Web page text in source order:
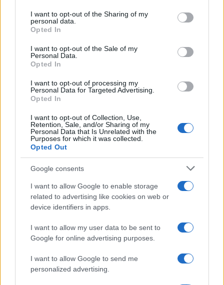
not limited to your visit or usage behaviour. You may click to
grant or deny consent to Google and its third-party tags to
use your data for below specified purposes in below Google
consent section.
I want to opt-out of the Sharing of my
personal data.
Opted In
I want to opt-out of the Sale of my
Personal Data.
Opted In
I want to opt-out of processing my
Personal Data for Targeted Advertising.
Opted In
I want to opt-out of Collection, Use,
Retention, Sale, and/or Sharing of my
Personal Data that Is Unrelated with the
Purposes for which it was collected.
Opted Out
Google consents
I want to allow Google to enable storage
related to advertising like cookies on web or
device identifiers in apps.
I want to allow my user data to be sent to
Google for online advertising purposes.
I want to allow Google to send me
personalized advertising.
Hogyan kerültek izraeli
fegyverek Etiópiába?
2021. december 5.